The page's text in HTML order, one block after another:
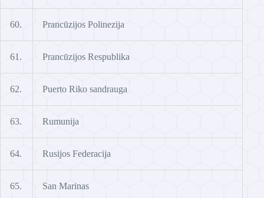
60. Prancūzijos Polinezija
61. Prancūzijos Respublika
62. Puerto Riko sandrauga
63. Rumunija
64. Rusijos Federacija
65. San Marinas